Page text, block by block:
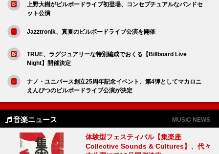
上野大樹がビルボードライブ初登場、コンセプチュアルなバンドセ
ット公演
Jazztronik、真夏のビルボードライブ公演を開催
TRUE、ラグジュアリーな特別編成でおくる【Billboard Live
Night】開催決定
ナノ・ユニバース創立25周年記念イベント、第4弾としてマカロニ
えんぴつのビルボードライブ公演が決定
音楽ニュース MUSIC NEWS
体験型フェスティバル【集楽座
Collective Sounds & Cultures】、代々